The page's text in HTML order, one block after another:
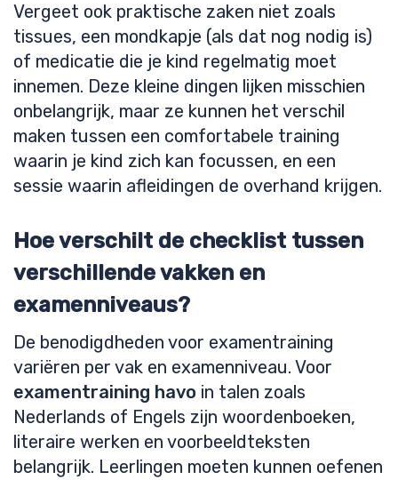
Vergeet ook praktische zaken niet zoals
tissues, een mondkapje (als dat nog nodig is)
of medicatie die je kind regelmatig moet
innemen. Deze kleine dingen lijken misschien
onbelangrijk, maar ze kunnen het verschil
maken tussen een comfortabele training
waarin je kind zich kan focussen, en een
sessie waarin afleidingen de overhand krijgen.
Hoe verschilt de checklist tussen
verschillende vakken en
examenniveaus?
De benodigdheden voor examentraining
variëren per vak en examenniveau. Voor
examentraining havo in talen zoals
Nederlands of Engels zijn woordenboeken,
literaire werken en voorbeeldteksten
belangrijk. Leerlingen moeten kunnen oefenen